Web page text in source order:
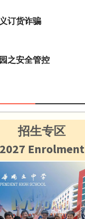
订货诈骗
之安全管控
招生专区
2027 Enrolment